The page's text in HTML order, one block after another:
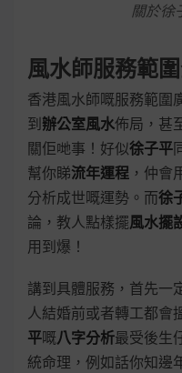
關於徐
風水師服務範
香港風水師嘅服務範圍
到 辦公室風水佈局，甚
關佢哋事！好似徐子平
幫你睇流年運程 ，仲會
分析成世嘅運勢。而徐
論，教人點樣擺風水擺
用到爆！
講到具體服務，首先一
人結婚前或者轉工都會
平嘅八字分析最受後生
統命理，例如話你知邊